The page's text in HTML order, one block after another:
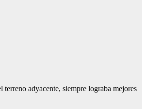
adyacente, siempre lograba mejores